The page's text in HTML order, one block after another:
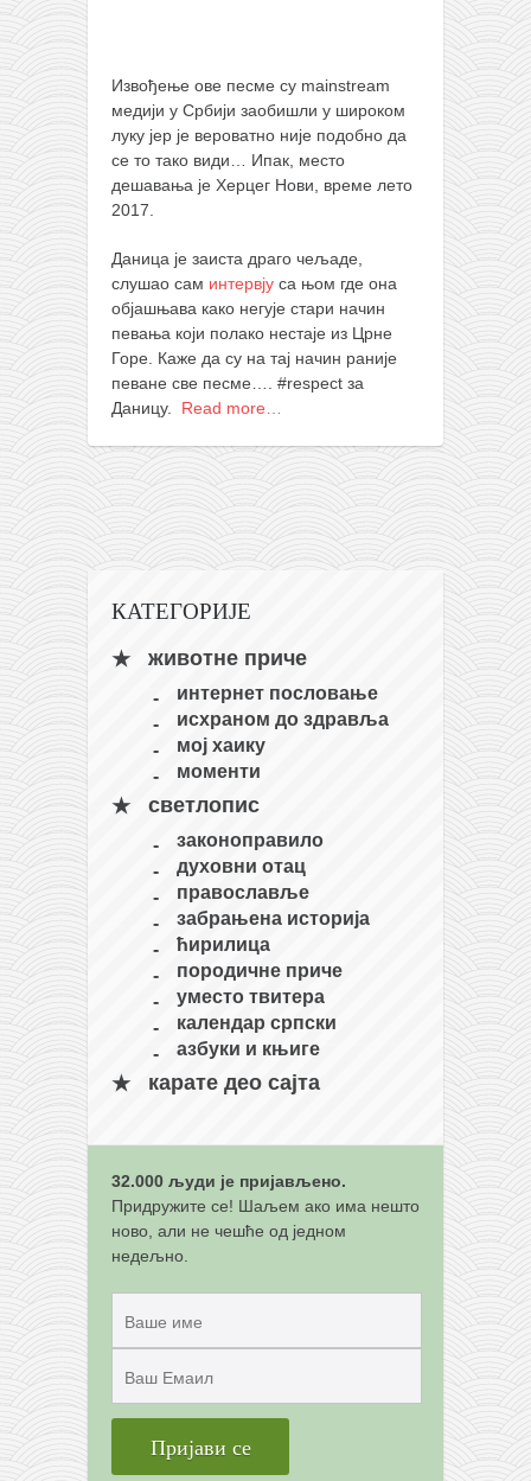
бубиши
карате
кихон
наиханчи
кушанку
пасаи
темашивари
кобудо
нунчаку
бо
тонфа
тимбеи рочин
тсунами дојо
галерија клуба
чланарина
контакт
бесплатна е-књига
термини тренинга
моја прича
моја прича
контакт
Извођење ове песме су mainstream
медији у Србији заобишли у широком
луку јер је вероватно није подобно да
се то тако види… Ипак, место
дешавања је Херцег Нови, време лето
2017.
Даница је заиста драго чељаде,
слушао сам интервју са њом где она
објашњава како негује стари начин
певања који полако нестаје из Црне
Горе. Каже да су на тај начин раније
певане све песме…. #respect за
Даницу. Read more…
КАТЕГОРИЈЕ
животне приче
интернет пословање
исхраном до здравља
мој хаику
моменти
светлопис
законоправило
духовни отац
православље
забрањена историја
ћирилица
породичне приче
уместо твитера
календар српски
азбуки и књиге
карате део сајта
32.000 људи је пријављено.
Придружите се! Шаљем ако има нешто
ново, али не чешће од једном
недељно.